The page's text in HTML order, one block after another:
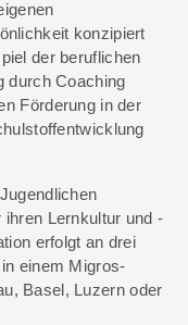
konzipiert
der beruflichen
durch Coaching
Förderung in der
Lernkultur und -
erfolgt an drei
einem Migros-
Basel, Luzern oder